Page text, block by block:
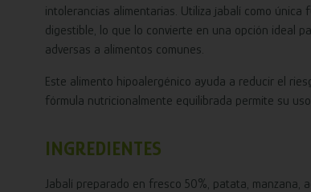
intolerancias alimentarias. Utiliza jabalí como
digestible, lo que lo convierte en una opción ideal
adversas a alimentos comunes.
Este alimento hipoalergénico ayuda a reducir el
fórmula nutricionalmente equilibrada permite su
INGREDIENTES
Jabalí preparado en fresco 50%, patata, manzana,